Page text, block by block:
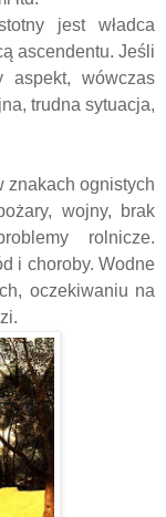
jest władca
ascendentu. Jeśli
aspekt, wówczas
trudna sytuacja,
znakach ognistych
wojny, brak
rolnicze.
i choroby. Wodne
oczekiwaniu na